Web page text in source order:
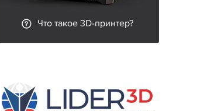
Что такое 3D-принтер?